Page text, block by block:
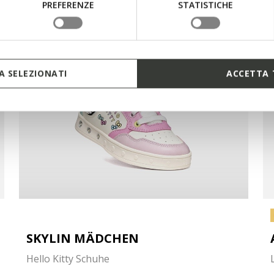
PREFERENZE STATISTICHE
SELEZIONATI ACCETTA
SKYLIN MÄDCHEN
Hello Kitty Schuhe